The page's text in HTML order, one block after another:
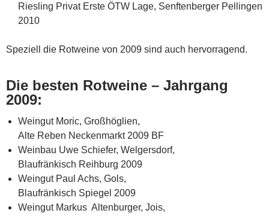
Riesling Privat Erste ÖTW Lage, Senftenberger Pellingen
2010
Speziell die Rotweine von 2009 sind auch hervorragend.
Die besten Rotweine – Jahrgang
2009:
Weingut Moric, Großhöglien,
Alte Reben Neckenmarkt 2009 BF
Weinbau Uwe Schiefer, Welgersdorf,
Blaufränkisch Reihburg 2009
Weingut Paul Achs, Gols,
Blaufränkisch Spiegel 2009
Weingut Markus Altenburger, Jois,